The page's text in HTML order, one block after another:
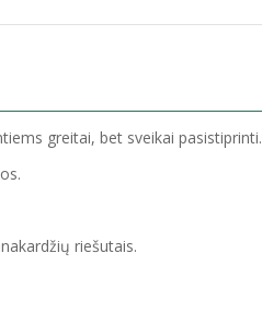
greitai, bet sveikai pasistiprinti.
riešutais.